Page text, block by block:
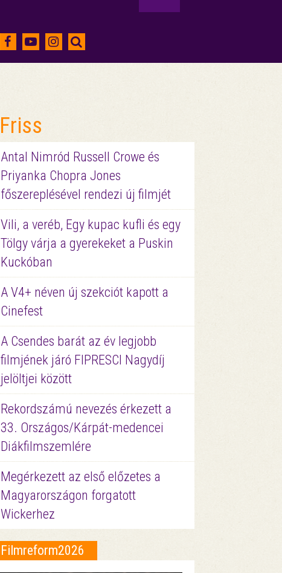
Friss
Antal Nimród Russell Crowe és
Priyanka Chopra Jones
főszereplésével rendezi új filmjét
Vili, a veréb, Egy kupac kufli és egy
Tölgy várja a gyerekeket a Puskin
Kuckóban
A V4+ néven új szekciót kapott a
Cinefest
A Csendes barát az év legjobb
filmjének járó FIPRESCI Nagydíj
jelöltjei között
Rekordszámú nevezés érkezett a
33. Országos/Kárpát-medencei
Diákfilmszemlére
Megérkezett az első előzetes a
Magyarországon forgatott
Wickerhez
Filmreform2026